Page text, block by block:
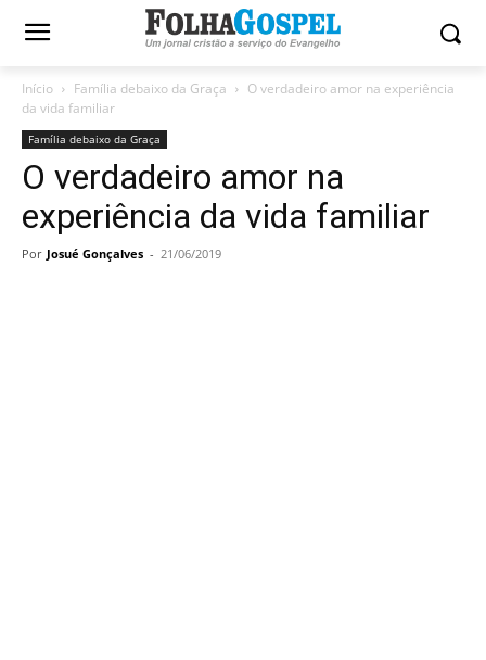
Início Família debaixo da Graça
O verdadeiro amor na experiência
da vida familiar
Família debaixo da Graça
O verdadeiro amor na
experiência da vida familiar
Por Josué Gonçalves - 21/06/2019